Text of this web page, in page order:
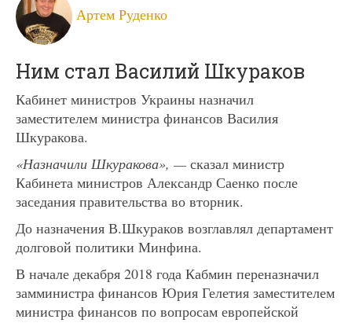
Артем Руденко
Ним стал Василий Шкураков
Кабинет министров Украины назначил
заместителем министра финансов Василия
Шкуракова.
«Назначили Шкуракова», — сказал министр
Кабинета министров Александр Саенко после
заседания правительства во вторник.
До назначения В.Шкураков возглавлял департамент
долговой политики Минфина.
В начале декабря 2018 года Кабмин переназначил
замминистра финансов Юрия Гелетия заместителем
министра финансов по вопросам европейской